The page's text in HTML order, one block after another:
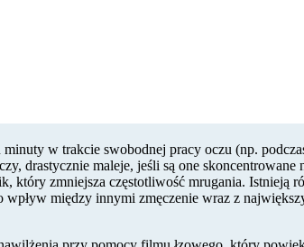
w trakcie swobodnej pracy oczu (np.
drastycznie maleje, jeśli są one
zmniejsza częstotliwość mrugania. Istnieją
między innymi zmęczenie wraz z